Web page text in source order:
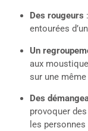
Des rougeurs
entourées
Un
aux
sur une
Des
provoquer
les